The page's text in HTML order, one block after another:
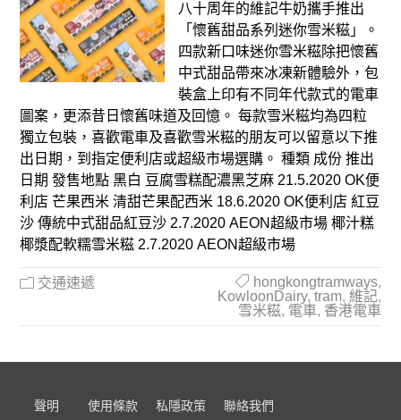
八十周年的維記牛奶攜手推出
「懷舊甜品系列迷你雪米糍」。
四款新口味迷你雪米糍除把懷舊
中式甜品帶來冰凍新體驗外，包
裝盒上印有不同年代款式的電車
圖案，更添昔日懷舊味道及回憶。 每款雪米糍均為四粒
獨立包裝，喜歡電車及喜歡雪米糍的朋友可以留意以下推
出日期，到指定便利店或超級市場選購。 種類 成份 推出
日期 發售地點 黑白 豆腐雪糕配濃黑芝麻 21.5.2020 OK便
利店 芒果西米 清甜芒果配西米 18.6.2020 OK便利店 紅豆
沙 傳統中式甜品紅豆沙 2.7.2020 AEON超級市場 椰汁糕
椰漿配軟糯雪米糍 2.7.2020 AEON超級市場
交通速遞 hongkongtramways,
KowloonDairy, tram, 維記,
雪米糍, 電車, 香港電車
聲明 使用條款 私隱政策 聯絡我們